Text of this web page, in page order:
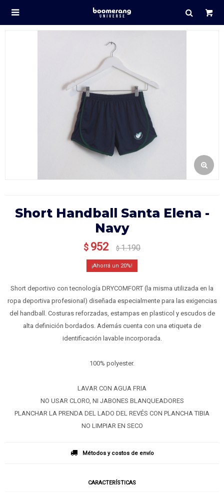

Short Handball Santa Elena -
Navy
$ 952 $ 1.190
20
Short deportivo con tecnología DRYCOMFORT (la misma utilizada en la
ropa deportiva profesional) diseñada especialmente para las exigencias
del handball. Costuras reforzadas, estampas en plasticol y escudos de
alta definición bordados. Además cuenta con una etiqueta de
identificación lavable incorporada.
100% polyester.
LAVAR CON AGUA FRIA
NO USAR CLORO, NI JABONES BLANQUEADORES
PLANCHAR LA PRENDA DEL LADO DEL REVÉS CON PLANCHA TIBIA
NO LIMPIAR EN SECO
Métodos y costos de envío
CARACTERÍSTICAS